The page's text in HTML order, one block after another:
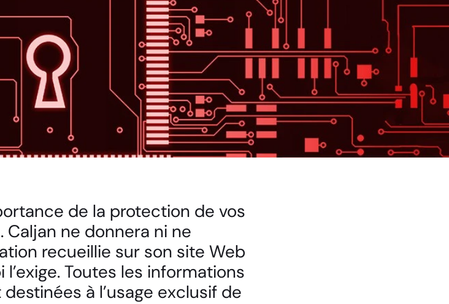
de la protection de vos
ne donnera ni ne
recueillie sur son site Web
Toutes les informations
à l’usage exclusif de